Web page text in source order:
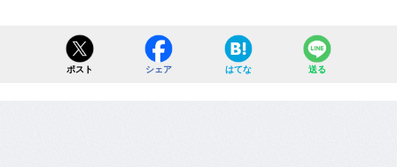
ポスト シェア はてな 送る